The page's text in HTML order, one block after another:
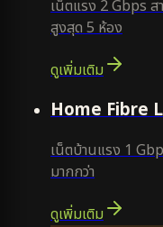
เน็ตแรง 2 Gbps
สูงสุด 5 ห้อง
ดูเพิ่มเติม
Home Fibre
เน็ตบ้านแรง 1
มากกว่า
ดูเพิ่มเติม